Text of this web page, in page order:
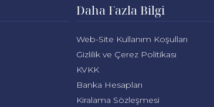
Daha Fazla Bilgi
Web-Site Kullanım Koşulları
Gizlilik ve Çerez Politikası
KVKK
Banka Hesapları
Kiralama Sözleşmesi